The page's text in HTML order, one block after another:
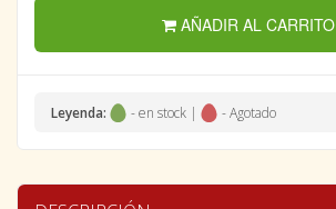
AÑADIR AL CARRITO
Leyenda: - en stock | - Agotado